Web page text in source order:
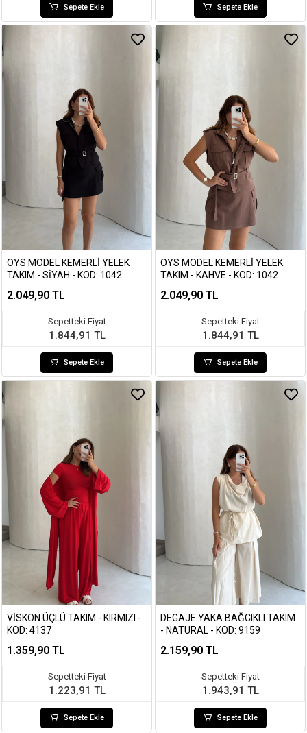
Sepete Ekle Sepete Ekle
OYS MODEL KEMERLI YELEK
TAKIM - SIYAH - KOD: 1042
2.049,90 TL
Sepetteki Fiyat
1.844,91 TL
Sepete Ekle
OYS MODEL KEMERLI YELEK
TAKIM - KAHVE - KOD: 1042
2.049,90 TL
Sepetteki Fiyat
1.844,91 TL
Sepete Ekle
VISKON ÜÇLÜ TAKIM - KIRMIZI -
KOD: 4137
1.359,90 TL
Sepetteki Fiyat
1.223,91 TL
Sepete Ekle
DEGAJE YAKA BAĞCIKLI TAKIM
- NATURAL - KOD: 9159
2.159,90 TL
Sepetteki Fiyat
1.943,91 TL
Sepete Ekle